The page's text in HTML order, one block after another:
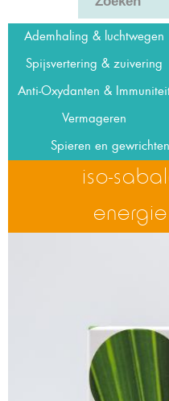
Ademhaling & luchtwegen
Spijsvertering & zuivering
Anti-Oxydanten &
Vermageren
Spieren en gewrichten
iso-